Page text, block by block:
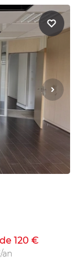
120 €
an